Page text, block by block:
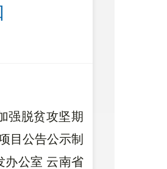
强脱贫攻坚期
目公告公示制
办公室 云南省